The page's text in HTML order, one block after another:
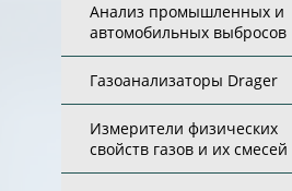
Анализ промышленных и
автомобильных выбросов
Газоанализаторы Drager
Измерители физических
свойств газов и их смесей